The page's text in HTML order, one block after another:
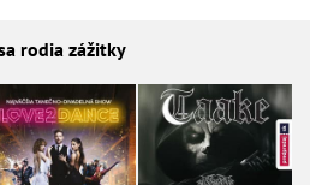
rodia zážitky